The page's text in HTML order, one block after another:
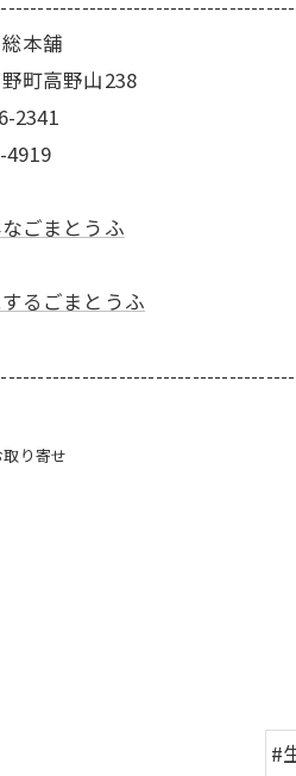
本舗
町高野山238
2341
4919
ごまとうふ
るごまとうふ
取り寄せ
#